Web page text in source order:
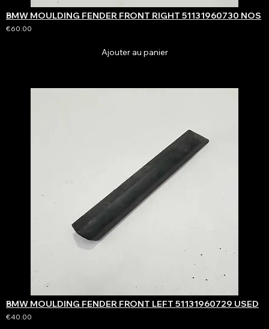
BMW MOULDING FENDER FRONT RIGHT 51131960730 NOS
€60.00
Ajouter au panier
BMW MOULDING FENDER FRONT LEFT 51131960729 USED
€40.00